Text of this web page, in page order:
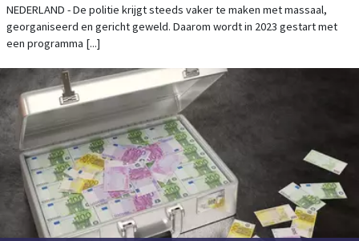
NEDERLAND - De politie krijgt steeds vaker te maken met massaal,
georganiseerd en gericht geweld. Daarom wordt in 2023 gestart met
een programma [...]